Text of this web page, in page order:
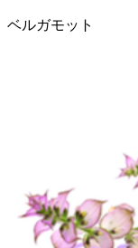
ベルガモット